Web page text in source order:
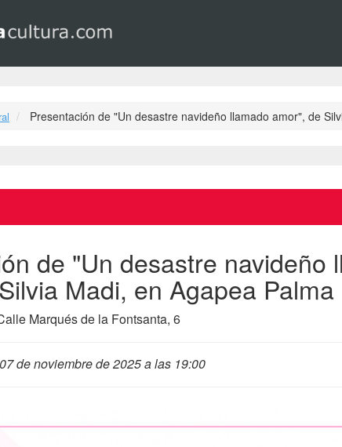
Presentación de "Un desastre navideño llamado amor", de
de "Un desastre navideño
Madi, en Agapea Palma
Marqués de la Fontsanta, 6
de noviembre de 2025 a las 19:00